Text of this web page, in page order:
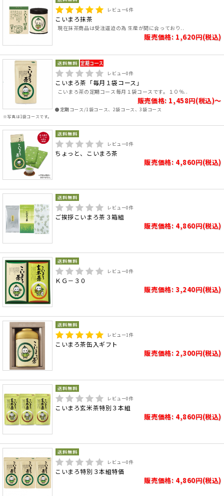
レビュー6件
こいまろ抹茶
現在抹茶商品は受注逼迫の為 生産が間に合っており..
販売価格: 1,620円(税込)
※写真は1袋コースです。
レビュー0件
こいまろ茶「毎月１袋コース」
こいまろ茶の定期コース毎月１袋コースです。１０％..
販売価格: 1,458円(税込)～
●定期コース/1袋コース、2袋コース、3袋コース
レビュー0件
ちょっと、こいまろ茶
販売価格: 4,860円(税込)
レビュー0件
ご挨拶こいまろ茶３箱組
販売価格: 4,860円(税込)
レビュー0件
ＫＧ－３０
販売価格: 3,240円(税込)
レビュー1件
こいまろ茶缶入ギフト
販売価格: 2,300円(税込)
レビュー0件
こいまろ玄米茶特別３本組
販売価格: 4,860円(税込)
レビュー0件
こいまろ特別３本組特価
販売価格: 4,860円(税込)